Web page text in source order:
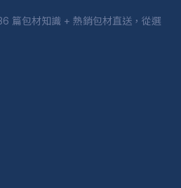
篇包材知識 + 熱銷包材直送，從選